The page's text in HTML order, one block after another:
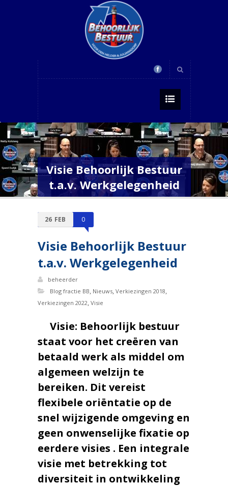
Visie Behoorlijk Bestuur
t.a.v. Werkgelegenheid
26 FEB 0
Visie Behoorlijk Bestuur
t.a.v. Werkgelegenheid
beheerder
Blog fractie BB, Nieuws, Verkiezingen 2018,
Verkiezingen 2022, Visie
Visie: Behoorlijk bestuur
staat voor het creëren van
betaald werk als middel om
algemeen welzijn te
bereiken. Dit vereist
flexibele oriëntatie op de
snel wijzigende omgeving en
geen onwenselijke fixatie op
eerdere visies . Een integrale
visie met betrekking tot
diversiteit in ontwikkeling